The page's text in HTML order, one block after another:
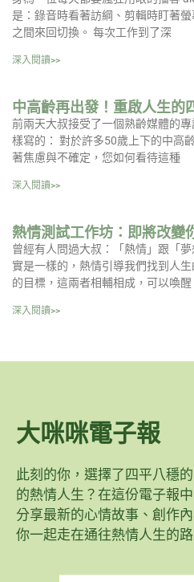
是：錄音時看著訪綱、剪輯時盯著
之間來回切換。 每次工作到了深
深入閱讀>>
中高齡再出發！重啟人生的
前兩天大叔接受了一個熟齡媒體的
樣寫的： 對於許多50歲上下的中高
著焦慮與不確定，您如何看待這種
深入閱讀>>
熱情測試工作坊：即將改變
曾經有人問過大叔：「熱情」跟「
實是一樣的，熱情引導我們找到人
的目標，這兩者相輔相成，可以喚醒
深入閱讀>>
大咪咪電子報
此刻的你，選擇了四平八穩
的熱情人生？在這份電子報
分享最新的心情故事、創作
你一起走在通往熱情人生的路